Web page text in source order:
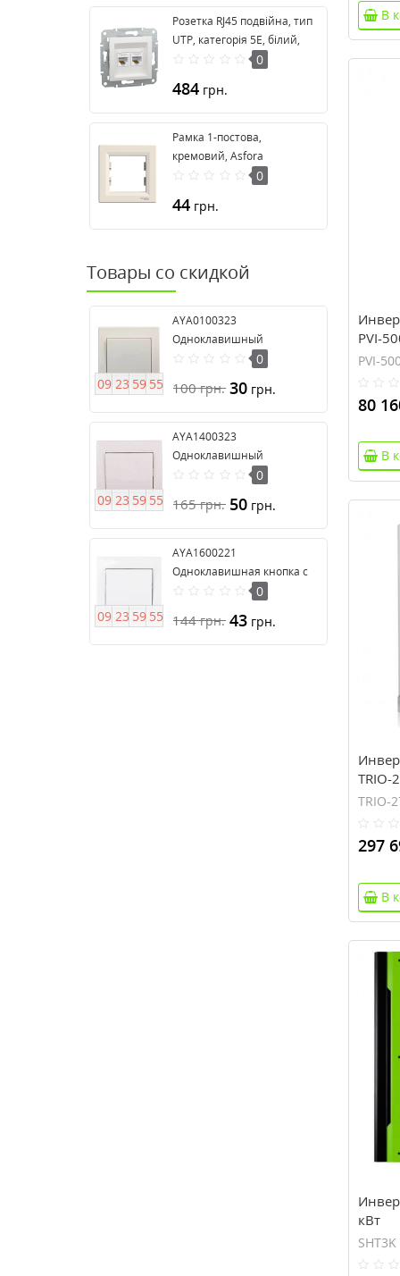
Розетка RJ45 подвійна, тип
UTP, категорія 5E, білий,
Asfora, без рамки
0
484 грн.
Рамка 1-постова,
кремовий, Asfora
0
44 грн.
Товары со скидкой
09 23 59 54
AYA0100323
Одноклавишный
выключатель серия Anya
0
100грн. 30 грн.
09 23 59 54
AYA1400323
Одноклавишный
выключатель 16А серия
0
165грн. 50 грн.
09 23 59 54
AYA1600221
Одноклавишная кнопка с
подсветкой серии Anya
0
144грн. 43 грн.
В
PVI-
PVI-
80
В
TRIO-
TRIO-
297
В
кВт
SНT3K